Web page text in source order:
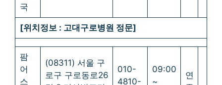
국
[위치정보 : 고대구로병원 정문]
팜
어
스
(08311) 서울 구
로구 구로동로26
010-
4810-
09:00
~
연